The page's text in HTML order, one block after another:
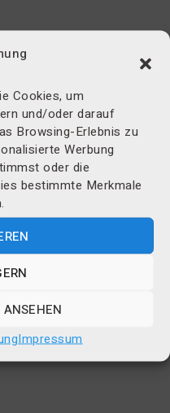
Cookies, um
und/oder darauf
Browsing-Erlebnis zu
Werbung
oder die
bestimmte Merkmale
ANSEHEN
Impressum